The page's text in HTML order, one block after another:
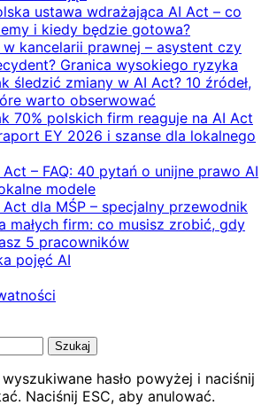
ustawa wdrażająca AI Act – co
i kiedy będzie gotowa?
w kancelarii prawnej – asystent czy
Granica wysokiego ryzyka
śledzić zmiany w AI Act? 10 źródeł,
warto obserwować
70% polskich firm reaguje na AI Act
EY 2026 i szanse dla lokalnego
Act – FAQ: 40 pytań o unijne prawo AI
modele
Act dla MŚP – specjalny przewodnik
małych firm: co musisz zrobić, gdy
5 pracowników
pojęć AI
hasło powyżej i naciśnij
Naciśnij ESC, aby anulować.